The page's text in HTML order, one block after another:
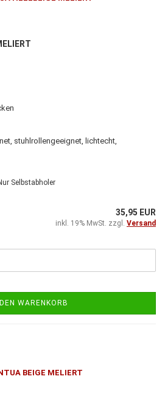
stuhlrollengeeignet, lichtecht,
Selbstabholer
35,95 EUR
inkl. 19% MwSt. zzgl. Versand
DEN WARENKORB